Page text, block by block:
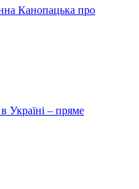
Канопацька про
Україні – пряме